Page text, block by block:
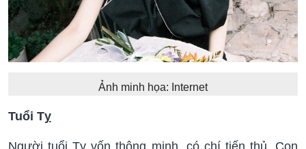
Ảnh minh họa: Internet
Tuổi Tỵ
Người tuổi Tỵ vốn thông minh, có chí tiến thủ. Con